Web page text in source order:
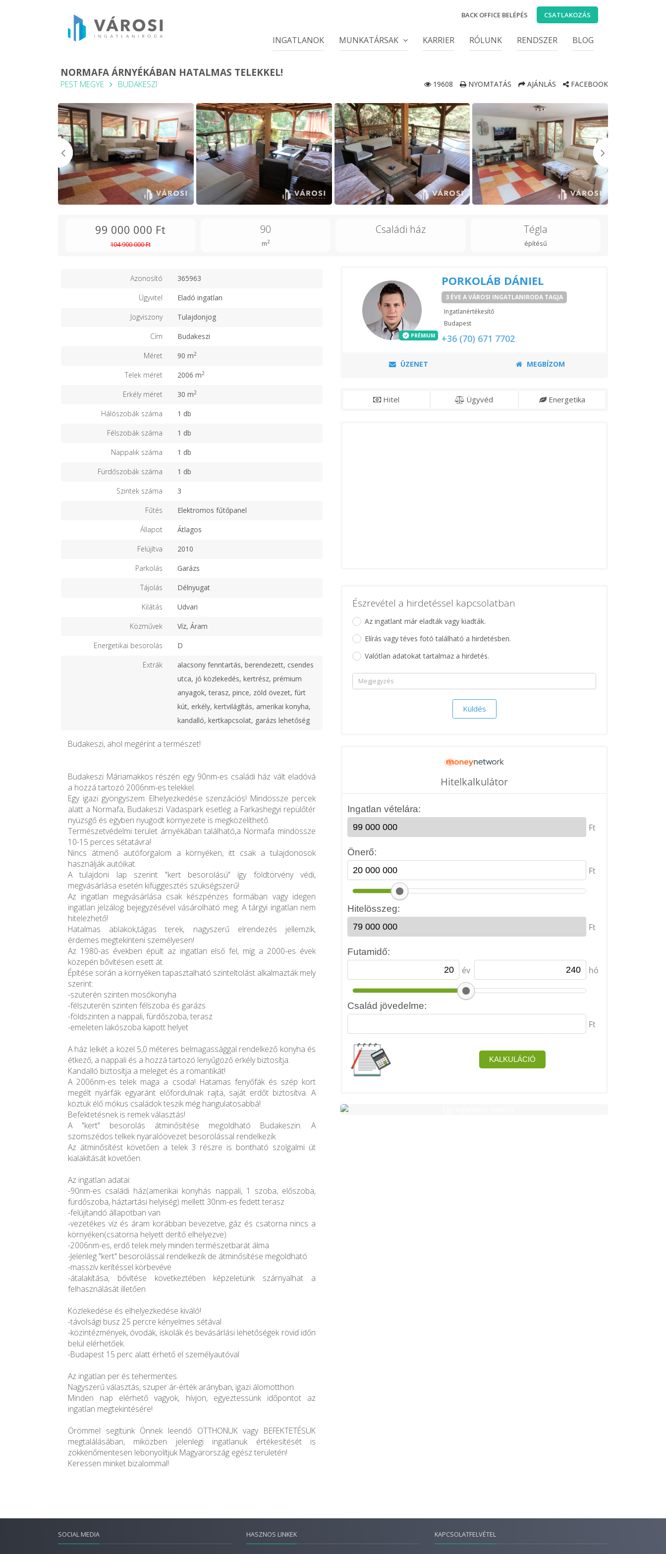
BACK OFFICE BELÉPÉS CSATLAKOZÁS
INGATLANOK MUNKATÁRSAK KARRIER RÓLUNK RENDSZER BLOG
NORMAFA ÁRNYÉKÁBAN HATALMAS TELEKKEL!
PEST MEGYE BUDAKESZI 19608 NYOMTATÁS AJÁNLÁS FACEBOOK
99 000 000 Ft
104 900 000 Ft
90
m2
Családi ház Tégla
építésű
Azonosító 365963
Ügyvitel Eladó ingatlan
Jogviszony Tulajdonjog
Cím Budakeszi
Méret 90 m2
Telek méret 2006 m2
Erkély méret 30 m2
Hálószobák száma 1 db
Félszobák száma 1 db
Nappalik száma 1 db
Fürdőszobák száma 1 db
Szintek száma 3
Fűtés Elektromos fűtőpanel
Állapot Átlagos
Felújítva 2010
Parkolás Garázs
Tájolás Délnyugat
Kilátás Udvari
Közművek Víz, Áram
Energetikai besorolás D
Extrák
alacsony fenntartás, berendezett, csendes
utca, jó közlekedés, kertrész, prémium
anyagok, terasz, pince, zöld övezet, fúrt
kút, erkély, kertvilágítás, amerikai konyha,
kandalló, kertkapcsolat, garázs lehetőség
Budakeszi, ahol megérint a természet!
Budakeszi Máriamakkos részén egy 90nm-es családi ház vált eladóvá
a hozzá tartozó 2006nm-es telekkel.
Egy igazi gyöngyszem. Elhelyezkedése szenzációs! Mindössze percek
alatt a Normafa, Budakeszi Vadaspark esetleg a Farkashegyi repülőtér
nyüzsgő és egyben nyugodt környezete is megközelíthető.
Természetvédelmi terület árnyékában található,a Normafa mindössze
10-15 perces sétatávra!
Nincs átmenő autóforgalom a környéken, itt csak a tulajdonosok
használják autóikat.
A tulajdoni lap szerint "kert besorolású" így földtörvény védi,
megvásárlása esetén kifüggesztés szükségszerű!
Az ingatlan megvásárlása csak készpénzes formában vagy idegen
ingatlan jelzálog bejegyzésével vásárolható meg. A tárgyi ingatlan nem
hitelezhető!
Hatalmas ablakok,tágas terek, nagyszerű elrendezés jellemzik,
érdemes megtekinteni személyesen!
Az 1980-as években épült az ingatlan első fel, míg a 2000-es évek
közepén bővítésen esett át.
Építése során a környéken tapasztalható szinteltolást alkalmazták mely
szerint:
-szuterén szinten mosókonyha
-félszuterén szinten félszoba és garázs
-földszinten a nappali, fürdőszoba, terasz
-emeleten lakószoba kapott helyet
A ház lelkét a közel 5,0 méteres belmagassággal rendelkező konyha és
étkező, a nappali és a hozzá tartozó lenyűgöző erkély biztosítja.
Kandalló biztosítja a meleget és a romantikát!
A 2006nm-es telek maga a csoda! Hatamas fenyőfák és szép kort
megélt nyárfák egyaránt előfordulnak rajta, saját erdőt biztosítva. A
köztük élő mókus családok teszik még hangulatosabbá!
Befektetésnek is remek választás!
A "kert" besorolás átminősítése megoldható Budakeszin. A
szomszédos telkek nyaralóövezet besorolással rendelkezik.
Az átminősítést követően a telek 3 részre is bontható szolgalmi út
kialakítását követően.
Az ingatlan adatai:
-90nm-es családi ház(amerikai konyhás nappali, 1 szoba, előszoba,
fürdőszoba, háztartási helyiség) mellett 30nm-es fedett terasz
-felújítandó állapotban van
-vezetékes víz és áram korábban bevezetve, gáz és csatorna nincs a
környéken(csatorna helyett derítő elhelyezve)
-2006nm-es, erdő telek mely minden természetbarát álma
-Jelenleg "kert" besorolással rendelkezik de átminősítése megoldható
-masszív kerítéssel körbevéve
-átalakítása, bővítése következtében képzeletünk szárnyalhat a
felhasználását illetően
Közlekedése és elhelyezkedése kiváló!
-távolsági busz 25 percre kényelmes sétával
-közintézmények, óvodák, iskolák és bevásárlási lehetőségek rövid időn
belül elérhetőek.
-Budapest 15 perc alatt érhető el személyautóval
Az ingatlan per és tehermentes.
Nagyszerű választás, szuper ár-érték arányban, igazi álomotthon.
Minden nap elérhető vagyok, hívjon, egyeztessünk időpontot az
ingatlan megtekintésére!
Örömmel segítünk Önnek leendő OTTHONUK vagy BEFEKTETÉSÜK
megtalálásában, miközben jelenlegi ingatlanuk értékesítését is
zökkenőmentesen lebonyolítjuk Magyarország egész területén!
Keressen minket bizalommal!
PRÉMIUM
PORKOLÁB DÁNIEL
3 ÉVE A VÁROSI INGATLANIRODA TAGJA
Ingatlanértékesítő
Budapest
+36 (70) 671 7702
ÜZENET MEGBÍZOM
Hitel Ügyvéd Energetika
Észrevétel a hirdetéssel kapcsolatban
Az ingatlant már eladták vagy kiadták.
Elírás vagy téves fotó található a hirdetésben.
Valótlan adatokat tartalmaz a hirdetés.
SOCIAL MEDIA HASZNOS LINKEK KAPCSOLATFELVÉTEL